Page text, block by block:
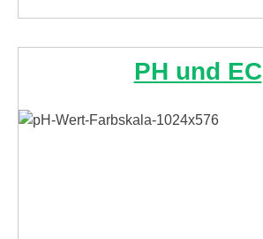
PH und EC